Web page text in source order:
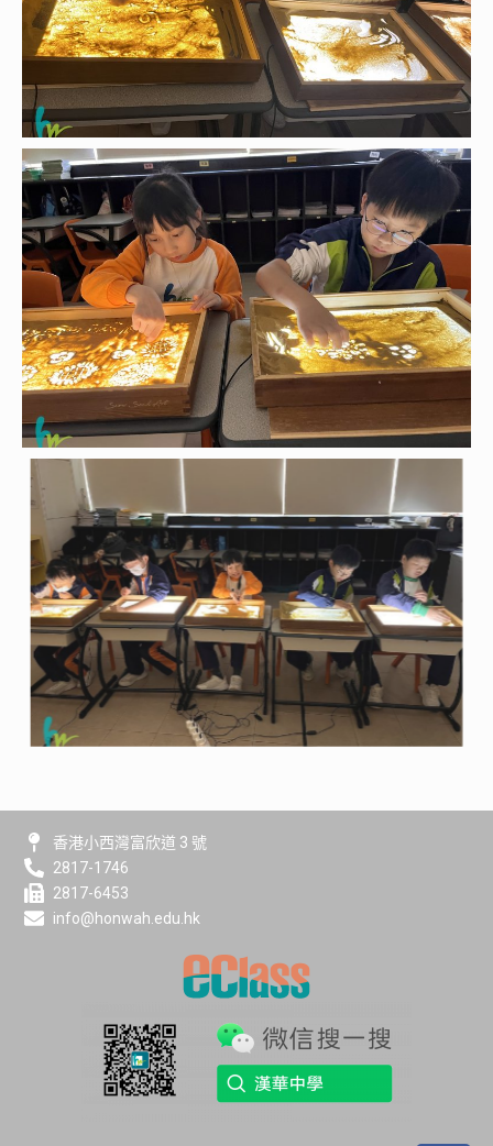
香港小西灣富欣道 3 號
2817-1746
2817-6453
info@honwah.edu.hk